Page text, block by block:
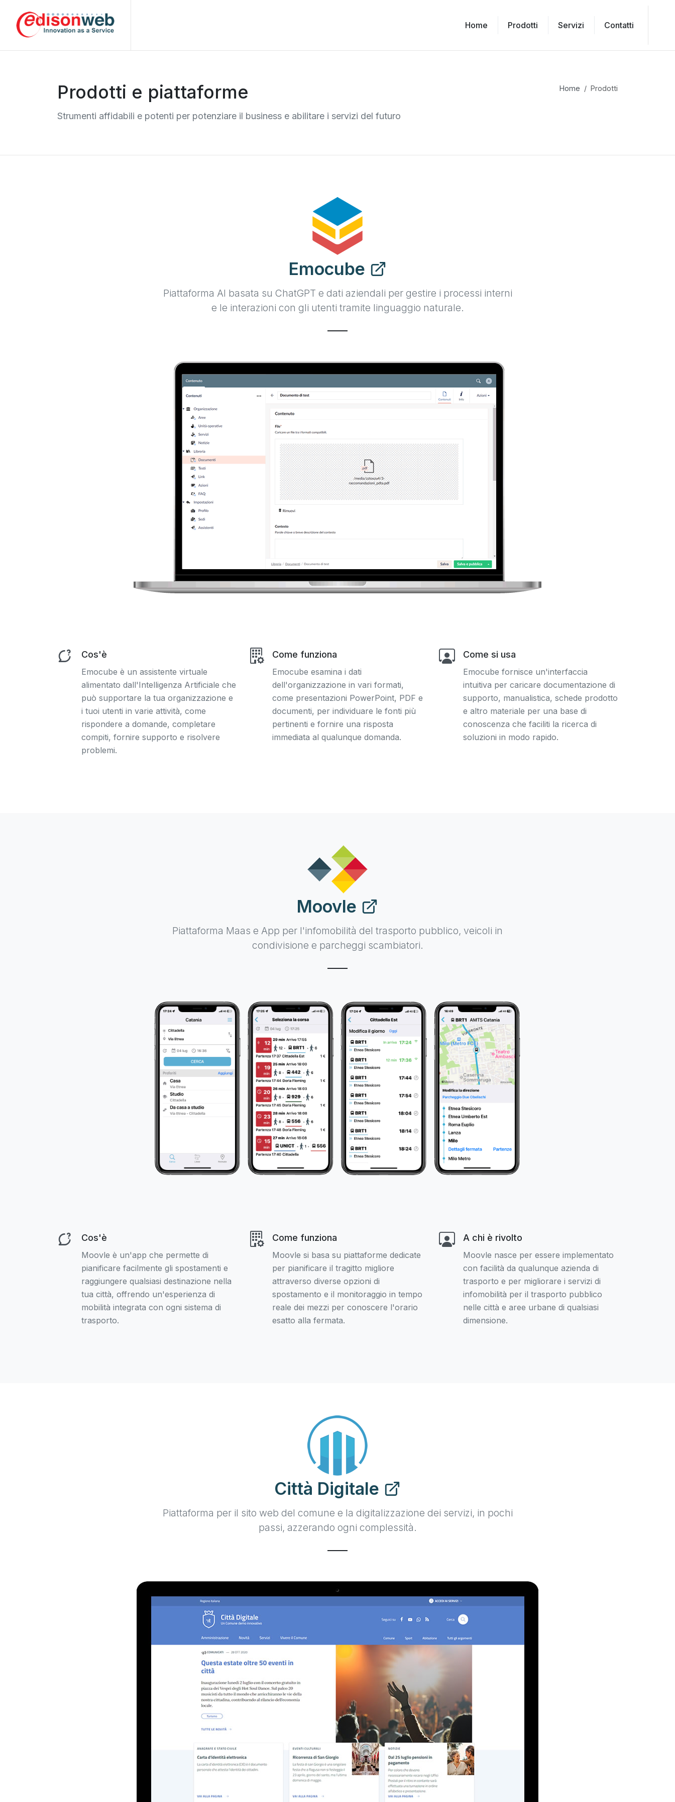
Home Prodotti Servizi Contatti
Prodotti e piattaforme
Strumenti affidabili e potenti per potenziare il business e abilitare i servizi del futuro
Home Prodotti
Emocube
Piattaforma AI basata su ChatGPT e dati aziendali per gestire i processi interni
e le interazioni con gli utenti tramite linguaggio naturale.
Cos'è
Emocube è un assistente virtuale
alimentato dall'Intelligenza Artificiale che
può supportare la tua organizzazione e
i tuoi utenti in varie attività, come
rispondere a domande, completare
compiti, fornire supporto e risolvere
problemi.
Come funziona
Emocube esamina i dati
dell'organizzazione in vari formati,
come presentazioni PowerPoint, PDF e
documenti, per individuare le fonti più
pertinenti e fornire una risposta
immediata al qualunque domanda.
Come si usa
Emocube fornisce un'interfaccia
intuitiva per caricare documentazione di
supporto, manualistica, schede prodotto
e altro materiale per una base di
conoscenza che faciliti la ricerca di
soluzioni in modo rapido.
Moovle
Piattaforma Maas e App per l'infomobilità del trasporto pubblico, veicoli in
condivisione e parcheggi scambiatori.
Cos'è
Moovle è un'app che permette di
pianificare facilmente gli spostamenti e
raggiungere qualsiasi destinazione nella
tua città, offrendo un'esperienza di
mobilità integrata con ogni sistema di
trasporto.
Come funziona
Moovle si basa su piattaforme dedicate
per pianificare il tragitto migliore
attraverso diverse opzioni di
spostamento e il monitoraggio in tempo
reale dei mezzi per conoscere l'orario
esatto alla fermata.
A chi è rivolto
Moovle nasce per essere implementato
con facilità da qualunque azienda di
trasporto e per migliorare i servizi di
infomobilità per il trasporto pubblico
nelle città e aree urbane di qualsiasi
dimensione.
Città Digitale
Piattaforma per il sito web del comune e la digitalizzazione dei servizi, in pochi
passi, azzerando ogni complessità.